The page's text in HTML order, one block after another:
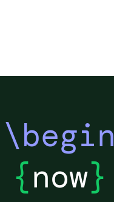
\begin
{now}